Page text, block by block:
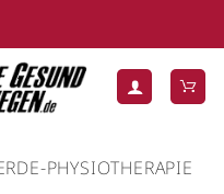
PHYSIOTHERAPIE